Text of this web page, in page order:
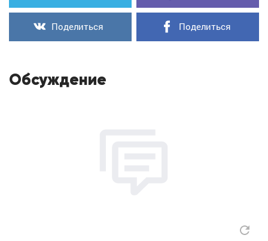
Поделиться Поделиться
Обсуждение